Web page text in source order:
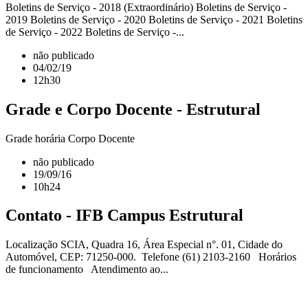
Boletins de Serviço - 2018 (Extraordinário) Boletins de Serviço -
2019 Boletins de Serviço - 2020 Boletins de Serviço - 2021 Boletins
de Serviço - 2022 Boletins de Serviço -...
não publicado
04/02/19
12h30
Grade e Corpo Docente - Estrutural
Grade horária Corpo Docente
não publicado
19/09/16
10h24
Contato - IFB Campus Estrutural
Localização SCIA, Quadra 16, Área Especial n°. 01, Cidade do
Automóvel, CEP: 71250-000. Telefone (61) 2103-2160 Horários
de funcionamento Atendimento ao...